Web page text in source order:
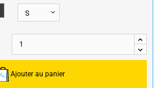
Gris Anthracite
Ajouter au panier